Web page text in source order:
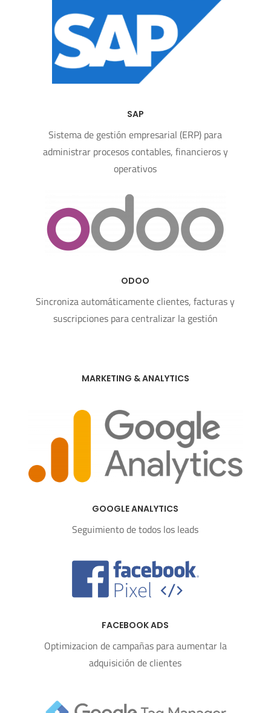
SAP
Sistema de gestión empresarial (ERP) para
administrar procesos contables, financieros y
operativos
ODOO
Sincroniza automáticamente clientes, facturas y
suscripciones para centralizar la gestión
MARKETING & ANALYTICS
GOOGLE ANALYTICS
Seguimiento de todos los leads
FACEBOOK ADS
Optimizacion de campañas para aumentar la
adquisición de clientes